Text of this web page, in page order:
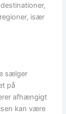
især
sælger
på
afhængigt
kan være